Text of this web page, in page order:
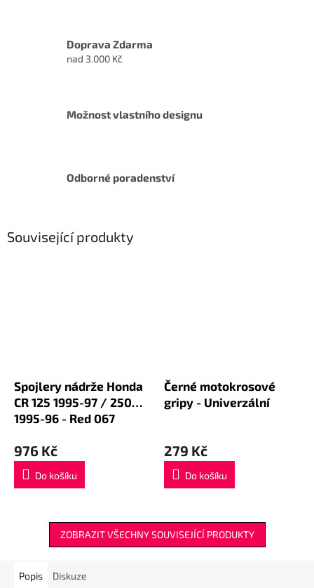
Doprava Zdarma
nad 3.000 Kč
Možnost vlastního designu
Odborné poradenství
Související produkty
Spojlery nádrže Honda
CR 125 1995-97 / 250
1995-96 - Red 067
976 Kč
Do košíku
Černé motokrosové
gripy - Univerzální
279 Kč
Do košíku
ZOBRAZIT VŠECHNY SOUVISEJÍCÍ PRODUKTY
Popis Diskuze